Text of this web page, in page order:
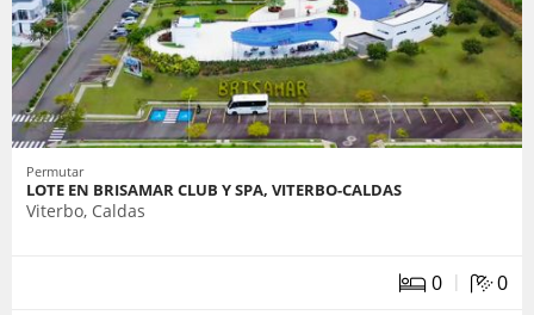
Permutar
LOTE EN BRISAMAR CLUB Y SPA, VITERBO-CALDAS
Viterbo, Caldas
0 | 0